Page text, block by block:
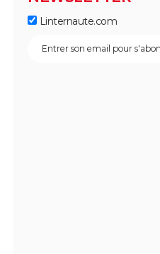
Linternaute.com